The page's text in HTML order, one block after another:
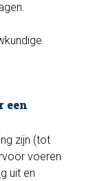
een
zijn (tot
voeren
uit en